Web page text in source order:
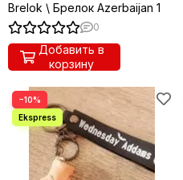
Brelok \ Брелок Azerbaijan 1
0
Добавить в
корзину
−10%